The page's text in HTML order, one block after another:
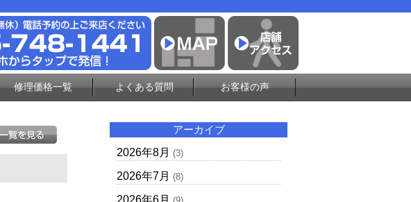
修理価格一覧 よくある質問 お客様の声
アーカイブ
2026年8月 (3)
2026年7月 (8)
2026年6月